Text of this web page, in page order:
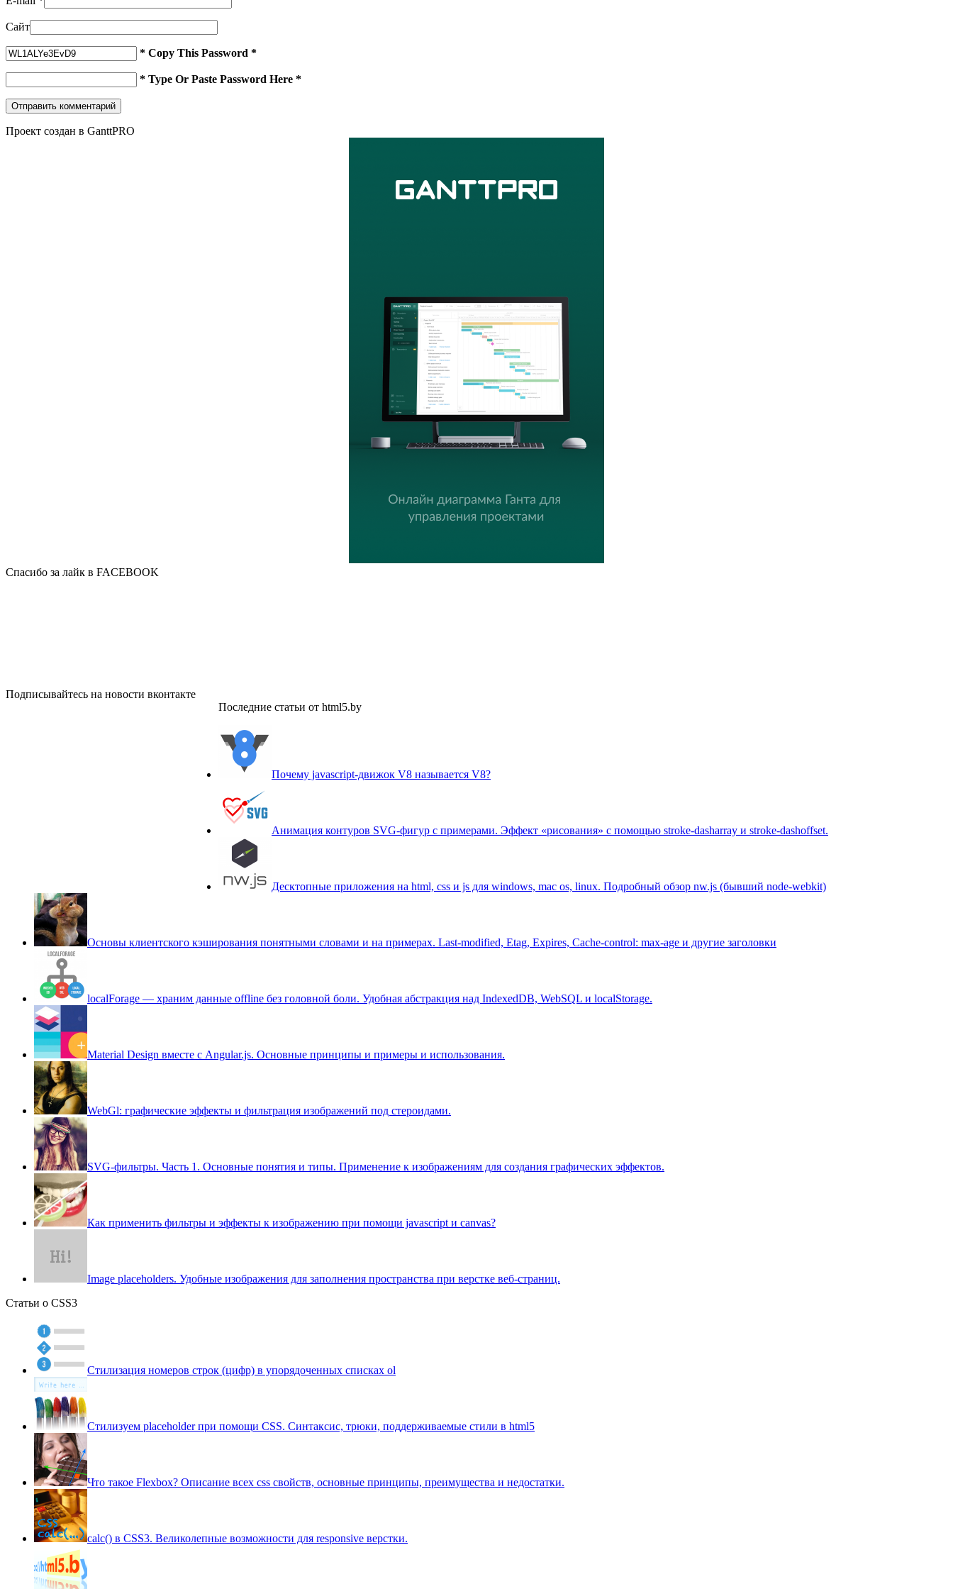
Сайт
* Copy This Password *
* Type Or Paste Password Here *
Проект создан в GanttPRO
Спасибо за лайк в FACEBOOK
Подписывайтесь на новости вконтакте
Последние статьи от html5.by
Почему javascript-движок V8 называется V8?
Анимация контуров SVG-фигур с примерами. Эффект «рисования» c помощью stroke-dasharray и stroke-dashoffset.
Десктопные приложения на html, css и js для windows, mac os, linux. Подробный обзор nw.js (бывший node-webkit)
Основы клиентского кэширования понятными словами и на примерах. Last-modified, Etag, Expires, Cache-control: max-age и другие заголовки
localForage — храним данные offline без головной боли. Удобная абстракция над IndexedDB, WebSQL и localStorage.
Material Design вместе с Angular.js. Основные принципы и примеры и использования.
WebGl: графические эффекты и фильтрация изображений под стероидами.
SVG-фильтры. Часть 1. Основные понятия и типы. Применение к изображениям для создания графических эффектов.
Как применить фильтры и эффекты к изображению при помощи javascript и canvas?
Image placeholders. Удобные изображения для заполнения пространства при верстке веб-страниц.
Статьи о CSS3
Стилизация номеров строк (цифр) в упорядоченных списках ol
Стилизуем placeholder при помощи CSS. Синтаксис, трюки, поддерживаемые стили в html5
Что такое Flexbox? Описание всех css свойств, основные принципы, преимущества и недостатки.
сalc() в CSS3. Великолепные возможности для responsive верстки.